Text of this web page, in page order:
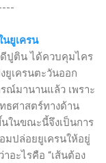
ยูเครน
ดีปูติน ได้ควบคุมไคร
ยูเครนตะวันออก
ณ์มานานแล้ว เพราะ
ธศาสตร์ทางด้าน
ในขณะนี้จึงเป็นการ
มปล่อยยูเครนให้อยู่
อะไรคือ “เส้นต้อง